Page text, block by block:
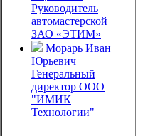
Руководитель
автомастерской
ЗАО «ЭТИМ»
Морарь Иван
Юрьевич
Генеральный
директор ООО
"ИМИК
Технологии"